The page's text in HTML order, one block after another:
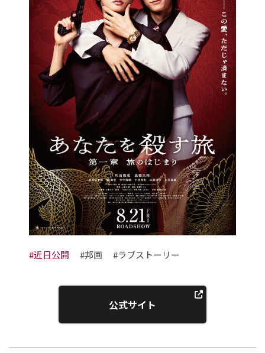
#近日公開 #邦画 #ラブストーリー
公式サイト